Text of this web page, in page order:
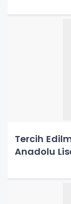
Tercih
Anadolu